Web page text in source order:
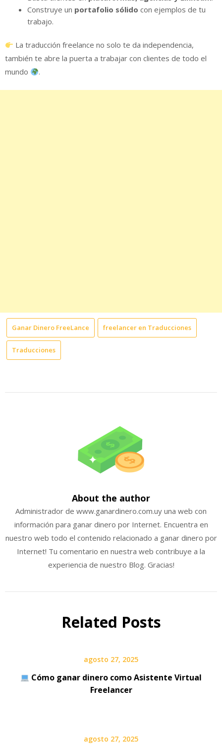
Construye un portafolio sólido con ejemplos de tu
trabajo.
La traducción freelance no solo te da independencia,
también te abre la puerta a trabajar con clientes de todo el
mundo
.
Ganar Dinero FreeLance freelancer en Traducciones
Traducciones
About the author
Administrador de www.ganardinero.com.uy una web con
información para ganar dinero por Internet. Encuentra en
nuestro web todo el contenido relacionado a ganar dinero por
Internet! Tu comentario en nuestra web contribuye a la
experiencia de nuestro Blog. Gracias!
Related Posts
agosto 27, 2025
Cómo ganar dinero como Asistente Virtual
Freelancer
agosto 27, 2025